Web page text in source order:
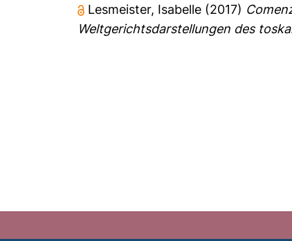
Lesmeister, Isabelle (2017)
Weltgerichtsdarstellungen des